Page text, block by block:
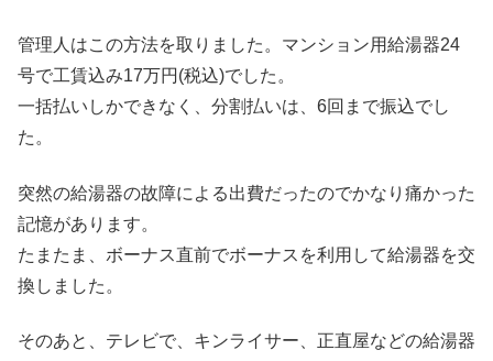
管理人はこの方法を取りました。マンション用給湯器24
号で工賃込み17万円(税込)でした。
一括払いしかできなく、分割払いは、6回まで振込でし
た。
突然の給湯器の故障による出費だったのでかなり痛かった
記憶があります。
たまたま、ボーナス直前でボーナスを利用して給湯器を交
換しました。
そのあと、テレビで、キンライサー、正直屋などの給湯器